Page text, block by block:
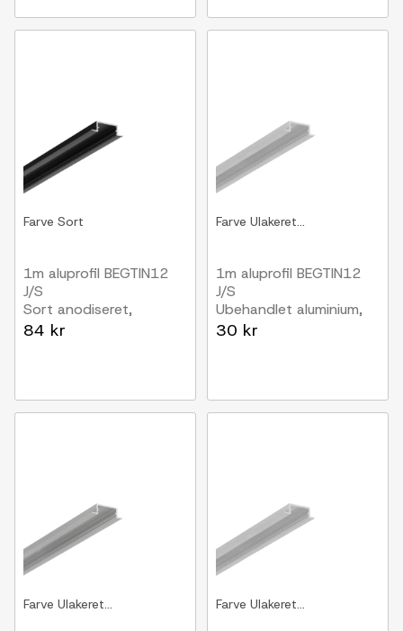
Farve Sort
1m aluprofil BEGTIN12
J/S
Sort anodiseret,
indbygget, LED skinne
84 kr
Farve Ulakeret...
1m aluprofil BEGTIN12
J/S
Ubehandlet aluminium,
indbygget, LED skinne
30 kr
Farve Ulakeret... Farve Ulakeret...